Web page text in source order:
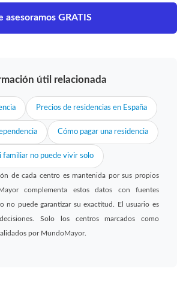
asesoramos GRATIS
útil relacionada
Precios de residencias en España
Cómo pagar una residencia
familiar no puede vivir solo
de cada centro es mantenida por sus propios
complementa estos datos con fuentes
no puede garantizar su exactitud. El usuario es
Solo los centros marcados como
por MundoMayor.